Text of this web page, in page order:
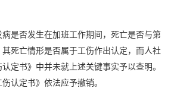
是否发生在加班工作期间，死亡是否与第
死亡情形是否属于工伤作出认定，而人社
定书》中并未就上述关键事实予以查明。
认定书》依法应予撤销。